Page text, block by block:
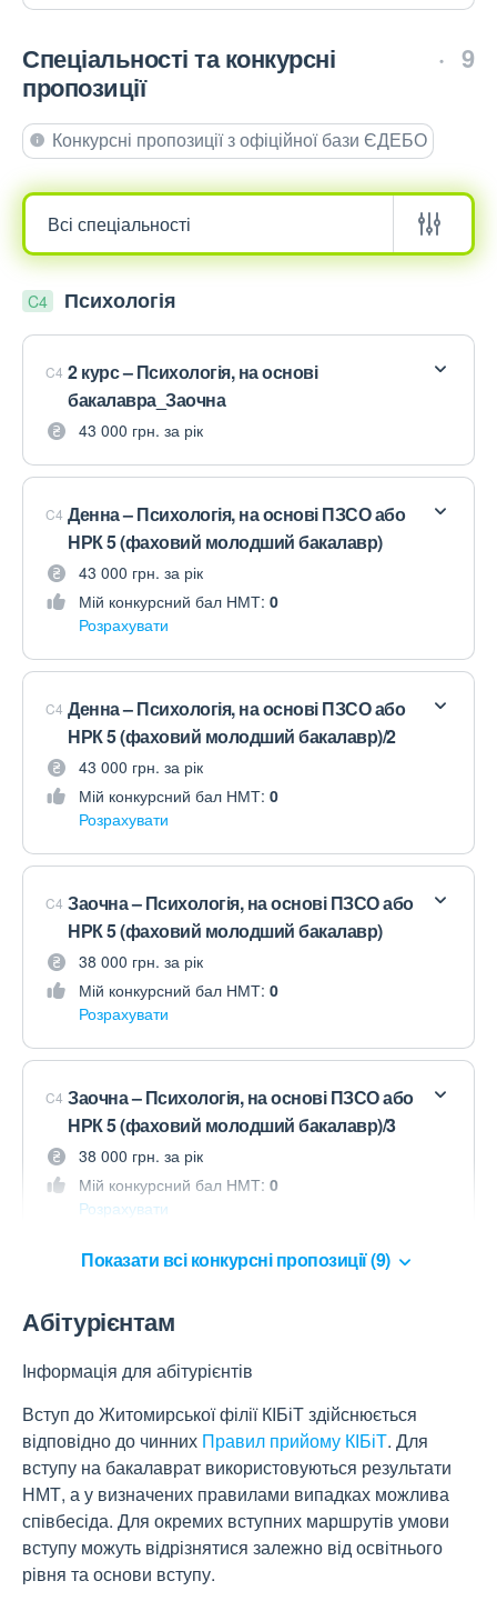
Спеціальності та конкурсні
пропозиції
9
Конкурсні пропозиції з офіційної бази ЄДЕБО
C4 Психологія
C4 2 курс – Психологія, на основі
бакалавра_Заочна
43 000 грн. за рік
C4 Денна – Психологія, на основі ПЗСО або
НРК 5 (фаховий молодший бакалавр)
43 000 грн. за рік
Мій конкурсний бал НМТ: 0
Розрахувати
C4 Денна – Психологія, на основі ПЗСО або
НРК 5 (фаховий молодший бакалавр)/2
43 000 грн. за рік
Мій конкурсний бал НМТ: 0
Розрахувати
C4 Заочна – Психологія, на основі ПЗСО або
НРК 5 (фаховий молодший бакалавр)
38 000 грн. за рік
Мій конкурсний бал НМТ: 0
Розрахувати
C4 Заочна – Психологія, на основі ПЗСО або
НРК 5 (фаховий молодший бакалавр)/3
38 000 грн. за рік
Мій конкурсний бал НМТ: 0
Розрахувати
Показати всі конкурсні пропозиції (9)
Абітурієнтам
Інформація для абітурієнтів
Вступ до Житомирської філії КІБіТ здійснюється
відповідно до чинних Правил прийому КІБіТ. Для
вступу на бакалаврат використовуються результати
НМТ, а у визначених правилами випадках можлива
співбесіда. Для окремих вступних маршрутів умови
вступу можуть відрізнятися залежно від освітнього
рівня та основи вступу.